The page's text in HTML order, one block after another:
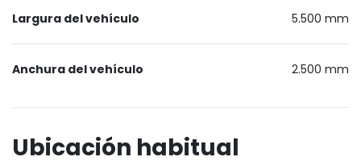
Largura del vehículo 5.500 mm
Anchura del vehículo 2.500 mm
Ubicación habitual